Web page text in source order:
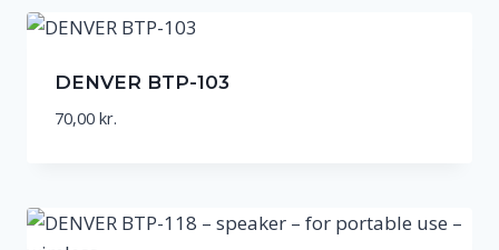
DENVER BTP-103
70,00 kr.